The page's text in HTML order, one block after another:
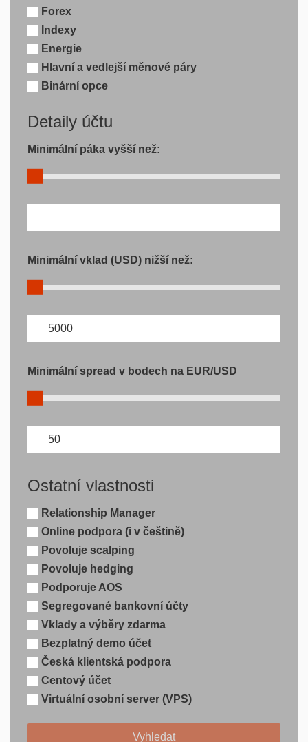
Forex
Indexy
Energie
Hlavní a vedlejší měnové páry
Binární opce
Detaily účtu
Minimální páka vyšší než:
Minimální vklad (USD) nižší než:
Minimální spread v bodech na EUR/USD
Ostatní vlastnosti
Relationship Manager
Online podpora (i v češtině)
Povoluje scalping
Povoluje hedging
Podporuje AOS
Segregované bankovní účty
Vklady a výběry zdarma
Bezplatný demo účet
Česká klientská podpora
Centový účet
Virtuální osobní server (VPS)